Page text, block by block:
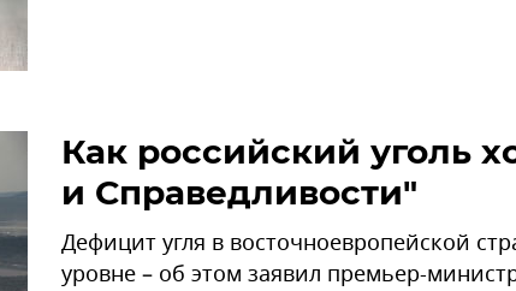
Как российский уголь
и Справедливости"
Дефицит угля в восточноевропейской
уровне – об этом заявил премьер-